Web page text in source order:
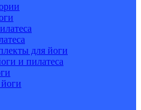
для йоги
и пилатеса